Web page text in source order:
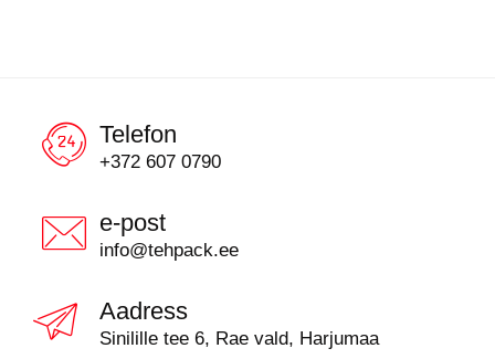
Telefon
+372 607 0790
e-post
info@tehpack.ee
Aadress
Sinilille tee 6, Rae vald, Harjumaa